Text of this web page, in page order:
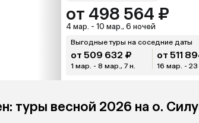
от 498 564 ₽
4 мар. - 10 мар., 6 ночей
Выгодные туры на соседние даты
от 509 632 ₽
1 мар. - 8 мар., 7 н.
от 511
16 мар. - 23
туры весной 2026 на о.